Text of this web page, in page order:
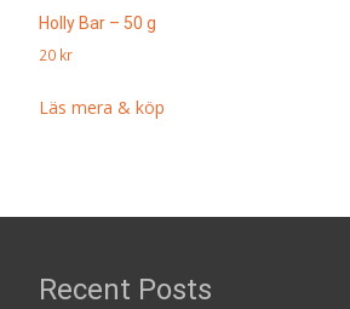
Holly Bar – 50 g
20 kr
Läs mera & köp
Recent Posts